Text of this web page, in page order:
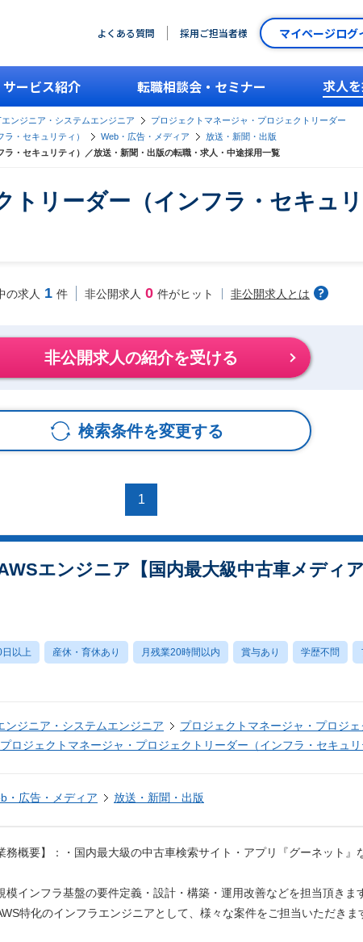
よくある質問 採用ご担当者様 マイページログ
サービス紹介 転職相談会・セミナー 求人
エンジニア・システムエンジニア
プロジェクトマネージャ・プロジェクトリーダー
・セキュリティ）
Web・広告・メディア
放送・新聞・出版
・セキュリティ）／放送・新聞・出版の転職・求人・中途採用一覧
リーダー（インフラ・セキュ
の求人 1 件 非公開求人 0 件がヒット 非公開求人とは
非公開求人の紹介を受ける
検索条件を変更する
1
エンジニア【国内最大級中古車メディ
以上 産休・育休あり 月残業20時間以内 賞与あり 学歴不問
ンジニア・システムエンジニア
プロジェクトマネージャ・プロジ
プロジェクトマネージャ・プロジェクトリーダー（インフラ・セキュリ
・広告・メディア 放送・新聞・出版
務概要】：・国内最大級の中古車検索サイト・アプリ『グーネット』
模インフラ基盤の要件定義・設計・構築・運用改善などを担当頂きま
特化のインフラエンジニアとして、様々な案件をご担当いただきま